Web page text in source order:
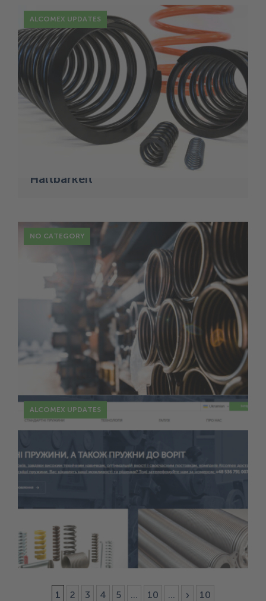
ALCOMEX UPDATES
12 Juli
Grundsätze der Federkonstruktion:
Umgang mit Spannung, Dehnung
und Ermüdung für eine bessere
Haltbarkeit
NO CATEGORY
Einführung in mechanische Federn
ALCOMEX UPDATES
10 Juni
Alcomex launcht stolz seine neue
ukrainische Website
1 2 3 4 5 ... 10 ... » 10